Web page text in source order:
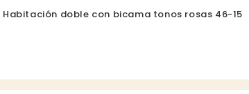
Habitación doble con bicama tonos rosas 46-15